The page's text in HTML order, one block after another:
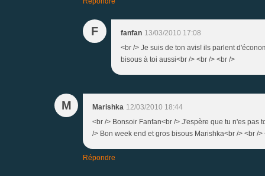
F fanfan 13/03/2010 17:08
<br /> Je suis de ton avis! ils parlent
bisous à toi aussi<br /> <br /> <br />
M Marishka 12/03/2010 18:44
<br /> Bonsoir Fanfan<br /> J'espère que tu n'es
/> Bon week end et gros bisous Marishka<br /> <br />
Répondre